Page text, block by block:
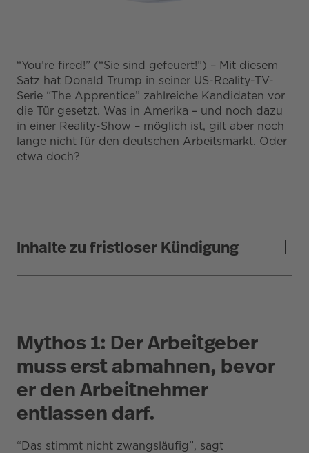
“You’re fired!” (“Sie sind gefeuert!”) – Mit diesem
Satz hat Donald Trump in seiner US-Reality-TV-
Serie “The Apprentice” zahlreiche Kandidaten vor
die Tür gesetzt. Was in Amerika – und noch dazu
in einer Reality-Show – möglich ist, gilt aber noch
lange nicht für den deutschen Arbeitsmarkt. Oder
etwa doch?
Inhalte zu fristloser Kündigung
Mythos 1: Der Arbeitgeber
muss erst abmahnen, bevor
er den Arbeitnehmer
entlassen darf.
“Das stimmt nicht zwangsläufig”, sagt